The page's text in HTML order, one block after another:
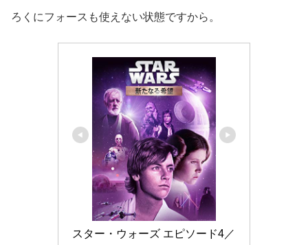
ろくにフォースも使えない状態ですから。
スター・ウォーズ エピソード4／